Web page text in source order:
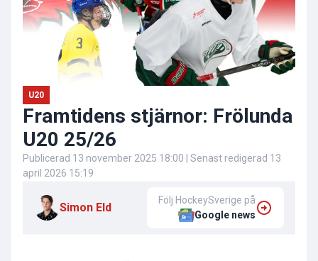
U20
Framtidens stjärnor: Frölunda
U20 25/26
Publicerad 13 november 2025 18:00 | Senast redigerad 13
april 2026 15:19
Simon Eld
Följ HockeySverige på
Google news